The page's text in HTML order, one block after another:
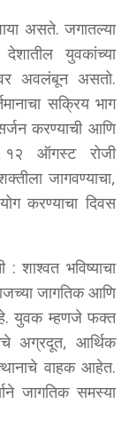
असते. जगातल्या
युवकांच्या
अवलंबून असतो.
सक्रिय भाग
करण्याची आणि
१२ ऑगस्ट रोजी
जागवण्याचा,
करण्याचा दिवस
: शाश्वत भविष्याचा
जागतिक आणि
आहे. युवक म्हणजे फक्त
अग्रदूत, आर्थिक
वाहक आहेत.
जागतिक समस्या